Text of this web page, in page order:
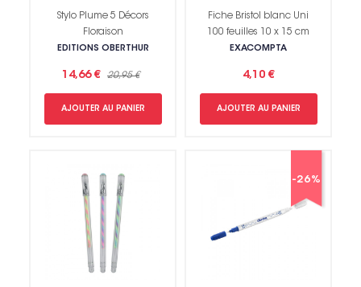
Stylo Plume 5 Décors
Floraison
EDITIONS OBERTHUR
14,66 € 20,95 €
AJOUTER AU PANIER
Fiche Bristol blanc Uni
100 feuilles 10 x 15 cm
EXACOMPTA
4,10 €
AJOUTER AU PANIER
-26%